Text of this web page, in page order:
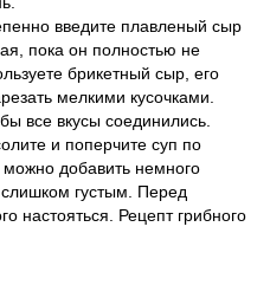
введите плавленый сыр
пока он полностью не
брикетный сыр, его
мелкими кусочками.
все вкусы соединились.
и поперчите суп по
добавить немного
густым. Перед
настояться. Рецепт грибного